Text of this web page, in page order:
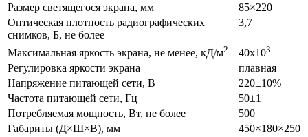
Размер светящегося экрана, мм
85×220
Оптическая плотность радиографических
снимков, Б, не более
3,7
Максимальная яркость экрана, не менее, кД/м2 40x103
Регулировка яркости экрана
плавная
Напряжение питающей сети, В
220±10%
Частота питающей сети, Гц
50±1
Потребляемая мощность, Вт, не более
500
Габариты (Д×Ш×В), мм
450×180×250